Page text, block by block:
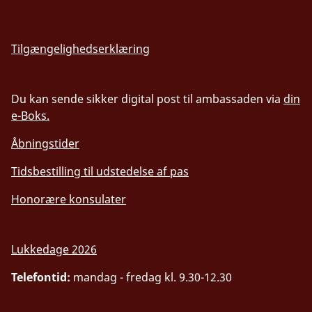
Tilgængelighedserklæring
Du kan sende sikker digital post til ambassaden via din
e-Boks.
Åbningstider
Tidsbestilling til udstedelse af pas
Honorære konsulater
Lukkedage 2026
Telefontid: mandag - fredag kl. 9.30-12.30